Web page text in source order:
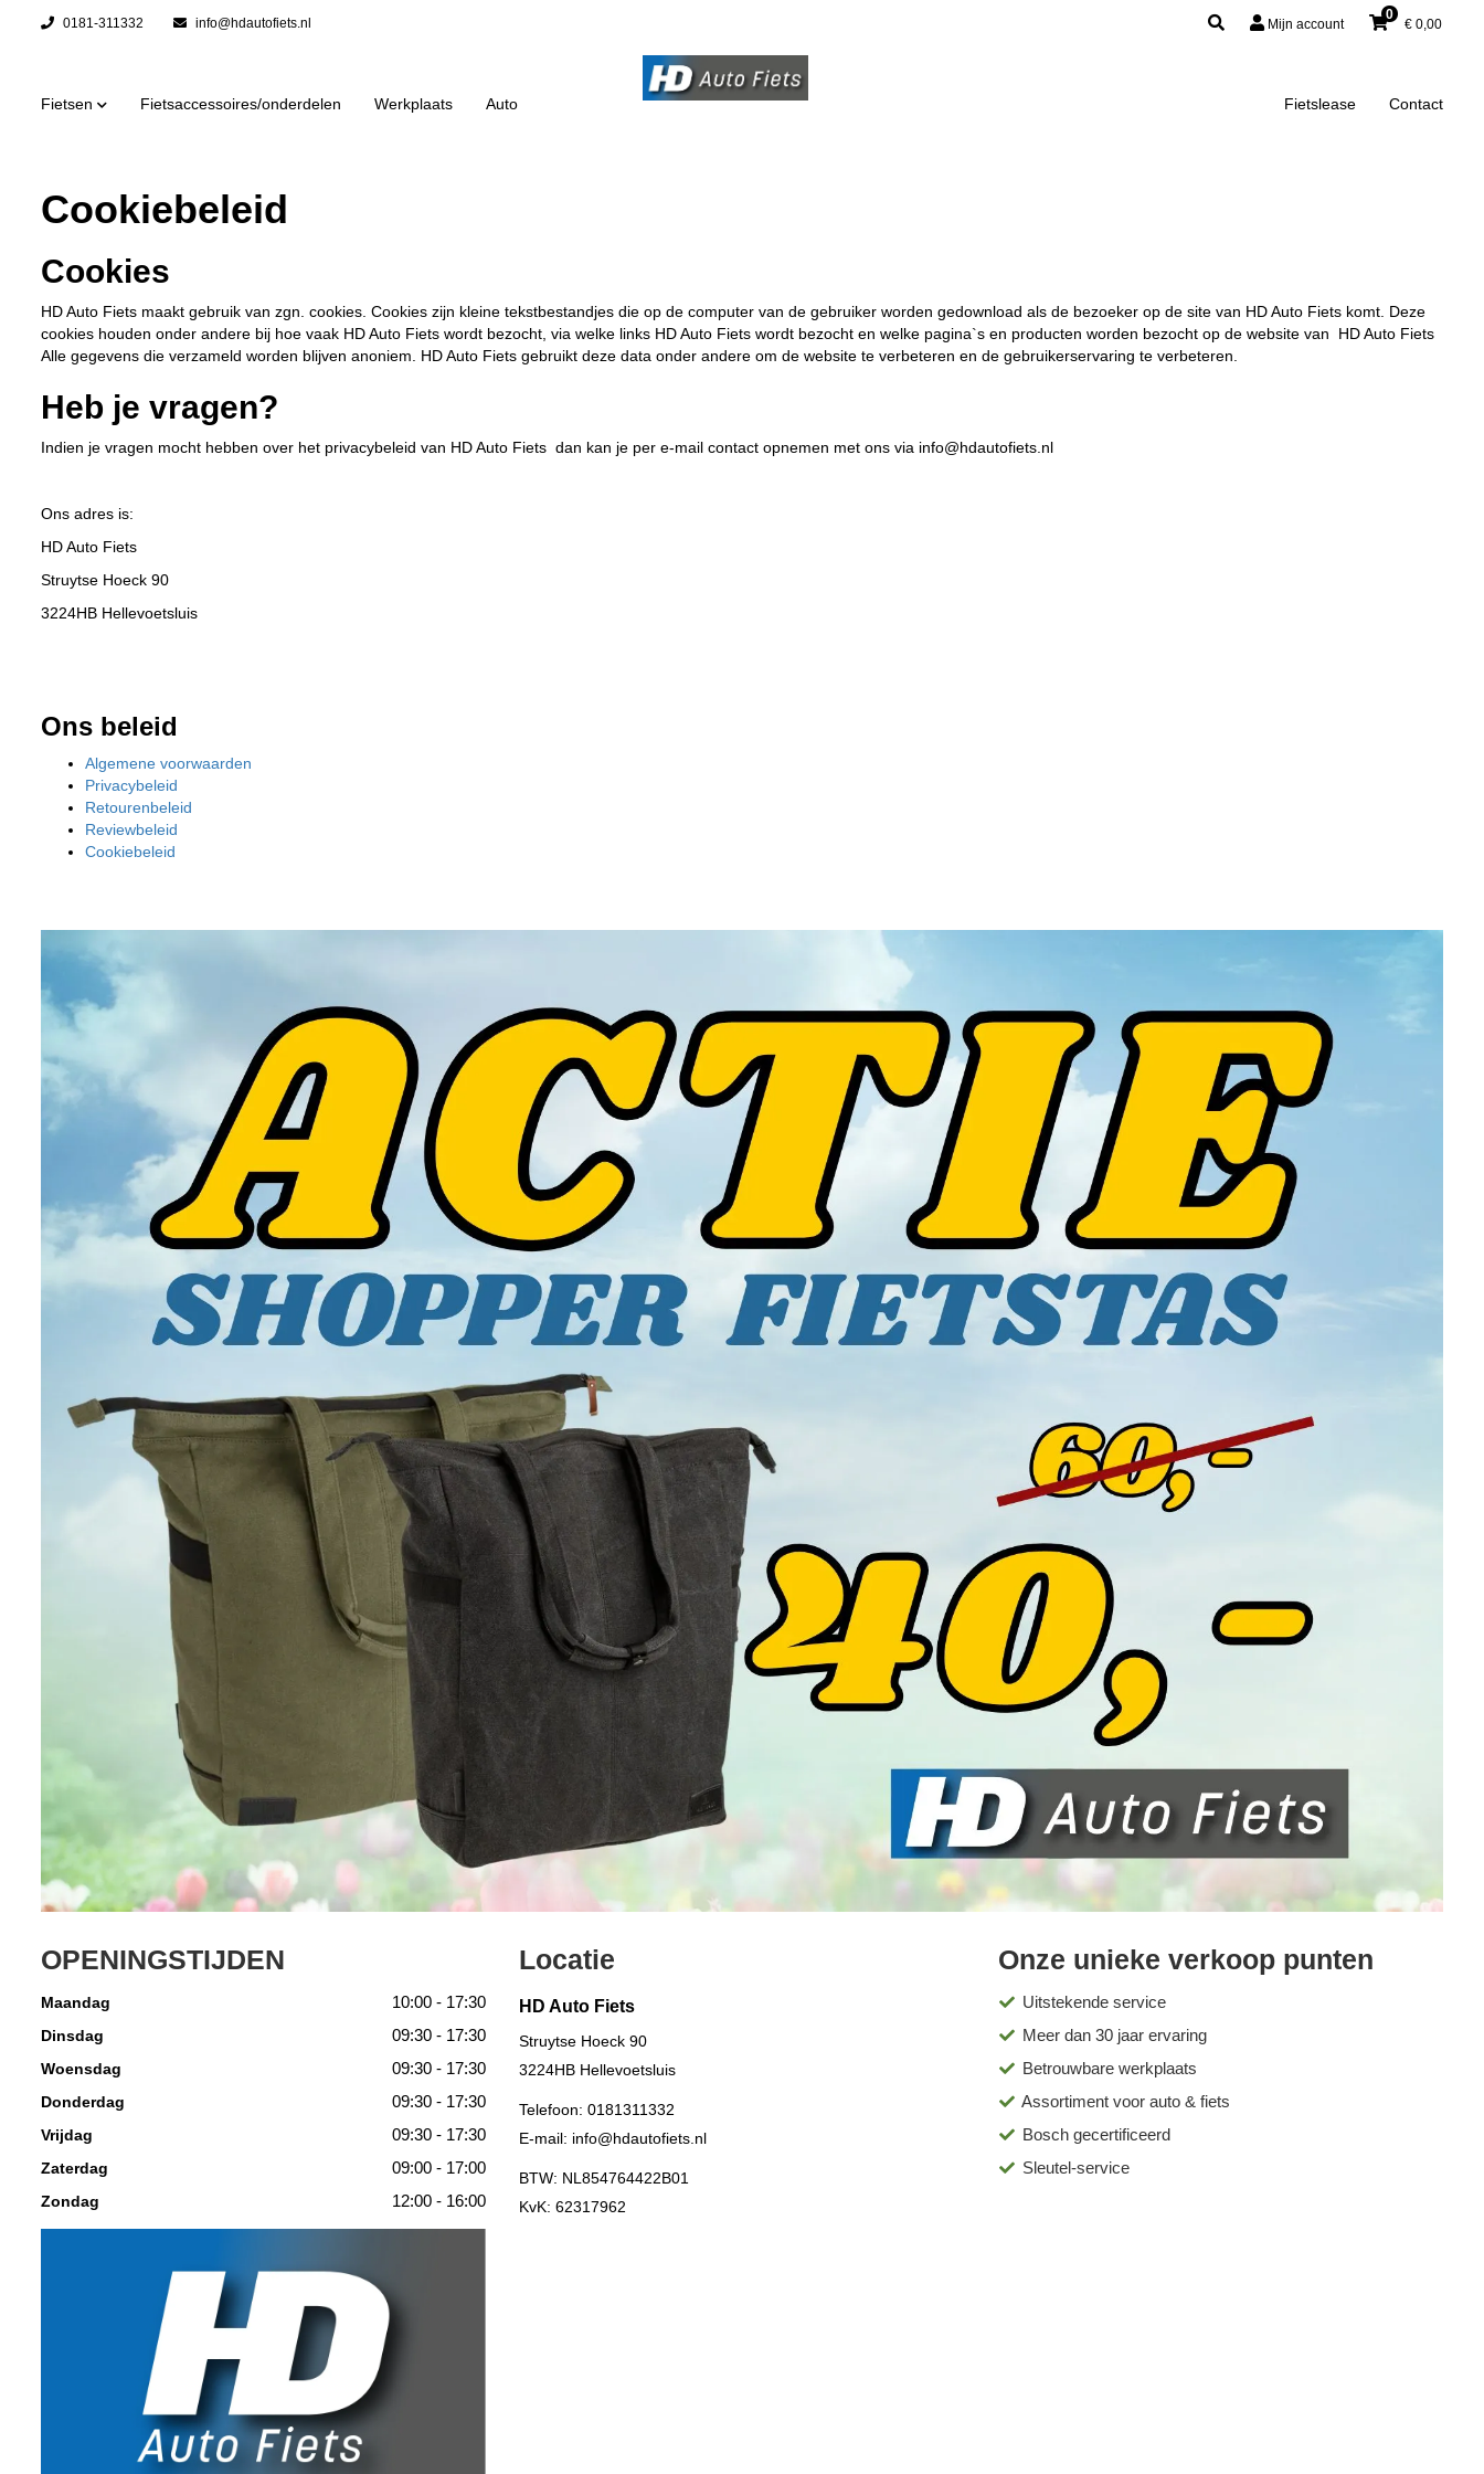
0181-311332 info@hdautofiets.nl Mijn account
0
€ 0,00
Fietsen Fietsaccessoires/onderdelen Werkplaats Auto Fietslease Contact
Cookiebeleid
Cookies
HD Auto Fiets maakt gebruik van zgn. cookies. Cookies zijn kleine tekstbestandjes die op de computer van de gebruiker worden gedownload als de bezoeker op de site van HD Auto Fiets komt. Deze
cookies houden onder andere bij hoe vaak HD Auto Fiets wordt bezocht, via welke links HD Auto Fiets wordt bezocht en welke pagina`s en producten worden bezocht op de website van HD Auto Fiets
Alle gegevens die verzameld worden blijven anoniem. HD Auto Fiets gebruikt deze data onder andere om de website te verbeteren en de gebruikerservaring te verbeteren.
Heb je vragen?
Indien je vragen mocht hebben over het privacybeleid van HD Auto Fiets dan kan je per e-mail contact opnemen met ons via info@hdautofiets.nl
Ons adres is:
HD Auto Fiets
Struytse Hoeck 90
3224HB Hellevoetsluis
Ons beleid
Algemene voorwaarden
Privacybeleid
Retourenbeleid
Reviewbeleid
Cookiebeleid
OPENINGSTIJDEN
Maandag 10:00 - 17:30
Dinsdag 09:30 - 17:30
Woensdag 09:30 - 17:30
Donderdag 09:30 - 17:30
Vrijdag 09:30 - 17:30
Zaterdag 09:00 - 17:00
Zondag 12:00 - 16:00
Locatie
HD Auto Fiets
Struytse Hoeck 90
3224HB Hellevoetsluis
Telefoon:0181311332
E-mail: info@hdautofiets.nl
BTW: NL854764422B01
KvK: 62317962
Onze unieke verkoop punten
Uitstekende service
Meer dan 30 jaar ervaring
Betrouwbare werkplaats
Assortiment voor auto & fiets
Bosch gecertificeerd
Sleutel-service